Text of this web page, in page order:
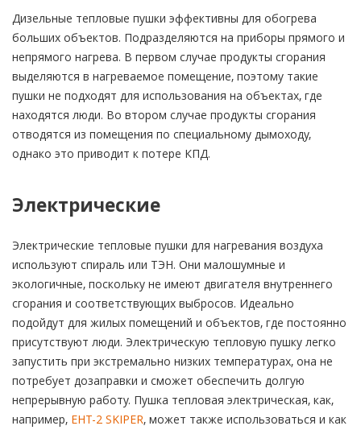
Дизельные тепловые пушки эффективны для обогрева
больших объектов. Подразделяются на приборы прямого и
непрямого нагрева. В первом случае продукты сгорания
выделяются в нагреваемое помещение, поэтому такие
пушки не подходят для использования на объектах, где
находятся люди. Во втором случае продукты сгорания
отводятся из помещения по специальному дымоходу,
однако это приводит к потере КПД.
Электрические
Электрические тепловые пушки для нагревания воздуха
используют спираль или ТЭН. Они малошумные и
экологичные, поскольку не имеют двигателя внутреннего
сгорания и соответствующих выбросов. Идеально
подойдут для жилых помещений и объектов, где постоянно
присутствуют люди. Электрическую тепловую пушку легко
запустить при экстремально низких температурах, она не
потребует дозаправки и сможет обеспечить долгую
непрерывную работу. Пушка тепловая электрическая, как,
например, EHT-2 SKIPER, может также использоваться и как